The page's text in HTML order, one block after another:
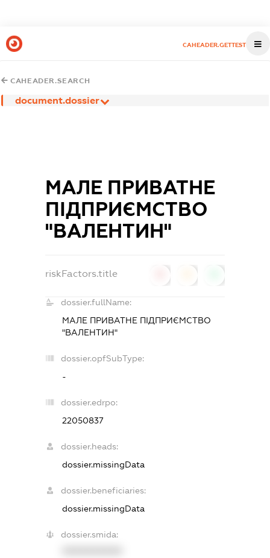
CAHEADER.GETTEST
CAHEADER.SEARCH
document.dossier
МАЛЕ ПРИВАТНЕ
ПІДПРИЄМСТВО
"ВАЛЕНТИН"
riskFactors.title
dossier.fullName:
МАЛЕ ПРИВАТНЕ ПІДПРИЄМСТВО
"ВАЛЕНТИН"
dossier.opfSubType:
-
dossier.edrpo:
22050837
dossier.heads:
dossier.missingData
dossier.beneficiaries:
dossier.missingData
dossier.smida: